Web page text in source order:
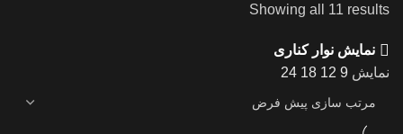
Showing all 11 results
نمایش نوار کناری
نمایش 9
12
18
24